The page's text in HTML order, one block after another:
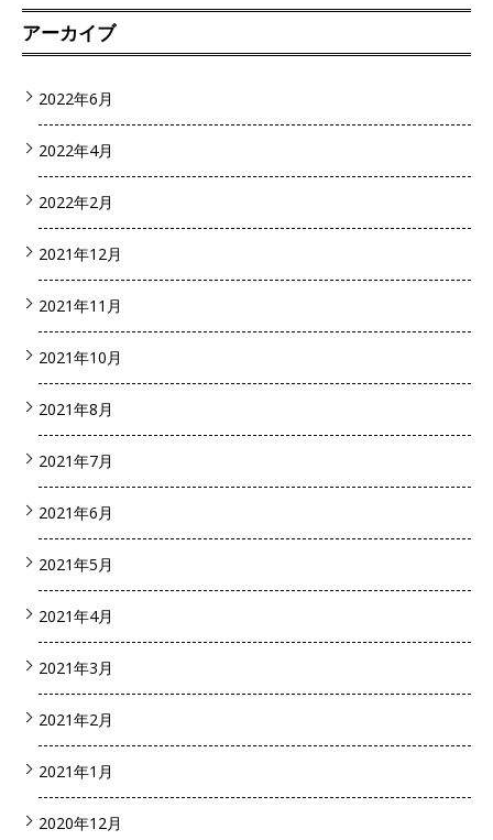
アーカイブ
2022年6月
2022年4月
2022年2月
2021年12月
2021年11月
2021年10月
2021年8月
2021年7月
2021年6月
2021年5月
2021年4月
2021年3月
2021年2月
2021年1月
2020年12月